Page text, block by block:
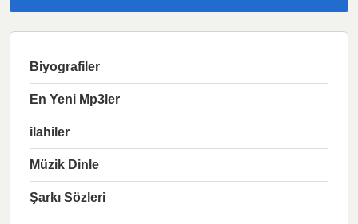
Biyografiler
En Yeni Mp3ler
ilahiler
Müzik Dinle
Şarkı Sözleri